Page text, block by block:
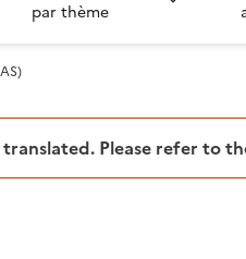
par thème
translated. Please refer to